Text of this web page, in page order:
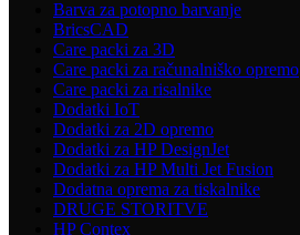
Barva za potopno barvanje
BricsCAD
Care packi za 3D
Care packi za računalniško opremo
Care packi za risalnike
Dodatki IoT
Dodatki za 2D opremo
Dodatki za HP DesignJet
Dodatki za HP Multi Jet Fusion
Dodatna oprema za tiskalnike
DRUGE STORITVE
HP Contex